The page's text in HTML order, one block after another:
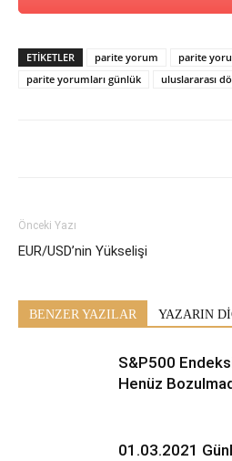
ETİKETLER parite yorum
parite
parite yorumları günlük
uluslararası
Önceki Yazı
EUR/USD’nin Yükselişi
BENZER YAZILAR YAZARIN
S&P500
Henüz
01.03.2021